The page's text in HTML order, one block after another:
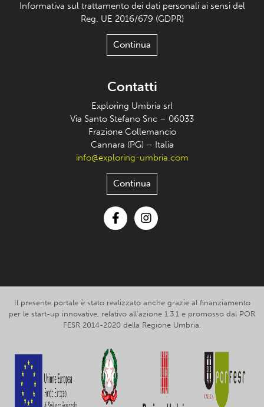
Informativa sul trattamento dei dati personali ai sensi del
Reg. UE 2016/679 (GDPR)
Continua
Contatti
Exploring Umbria srl
Via Santo Stefano Snc – 06033
Frazione Collemancio
Cannara (PG) – Italia
info@exploring-umbria.com
Continua
Il presente portale è stato realizzato anche grazie al finanziamento
per le start-up innovative, relativo all’azione 1.3.1 e promosso dal POR
FESR 2014-2020 della Regione Umbria.